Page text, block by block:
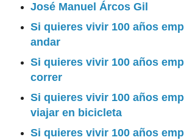
José Manuel Árcos Gil
Si quieres vivir 100 años
andar
Si quieres vivir 100 años
correr
Si quieres vivir 100 años
viajar en bicicleta
Si quieres vivir 100 años